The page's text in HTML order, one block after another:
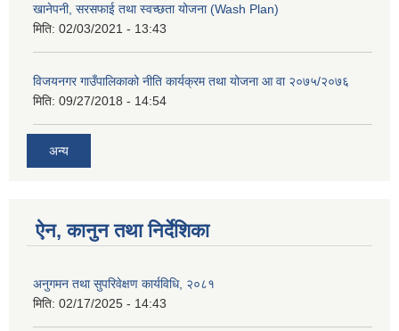
खानेपनी, सरसफाई तथा स्वच्छता योजना (Wash Plan)
मिति: 02/03/2021 - 13:43
विजयनगर गाउँपालिकाको नीति कार्यक्रम तथा योजना आ वा २०७५/२०७६
मिति: 09/27/2018 - 14:54
अन्य
ऐन, कानुन तथा निर्देशिका
अनुगमन तथा सुपरिवेक्षण कार्यविधि, २०८१
मिति: 02/17/2025 - 14:43